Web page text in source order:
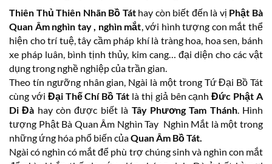
Thiên Thủ Thiên Nhãn Bồ Táthay còn biết đến là vị Phật Bà
Quan Âm nghìn tay , nghìn mắt, với hình tượng con mắt thể
hiện cho trí tuệ, tây cầm pháp khí là tràng hoa, hoa sen, bánh
xe pháp luân, bình tịnh thủy, kim cang… đại diện cho các vật
dụng trong nghề nghiệp của trần gian.
Theo tín ngưỡng nhân gian, Ngài là một trong Tứ Đại Bồ Tát
cùng với Đại Thế Chí Bồ Tát là thị giả bên cạnhĐức Phật A
Di Đà hay còn được biết là Tây Phương Tam Thánh. Hình
tượng Phật Bà Quan Âm Nghìn Tay Nghìn Mắt là một trong
những ứng hóa phổ biến củaQuan Âm Bồ Tát.
Ngài có nghìn có mắt để phù trợ chúng sinh và nghìn con mắt